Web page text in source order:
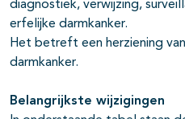
polyposis
Familiair colorectaal carcinoom
familiair colorectaal carcinoom
diagnostiek, verwijzing,
erfelijke darmkanker.
Het betreft een herziening
darmkanker.
Belangrijkste wijzigingen